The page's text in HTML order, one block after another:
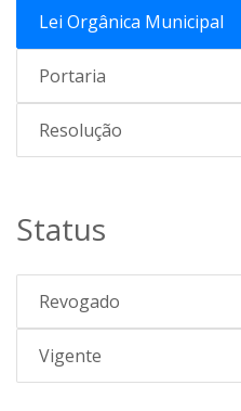
Lei Orgânica Municipal
Portaria
Resolução
Status
Revogado
Vigente